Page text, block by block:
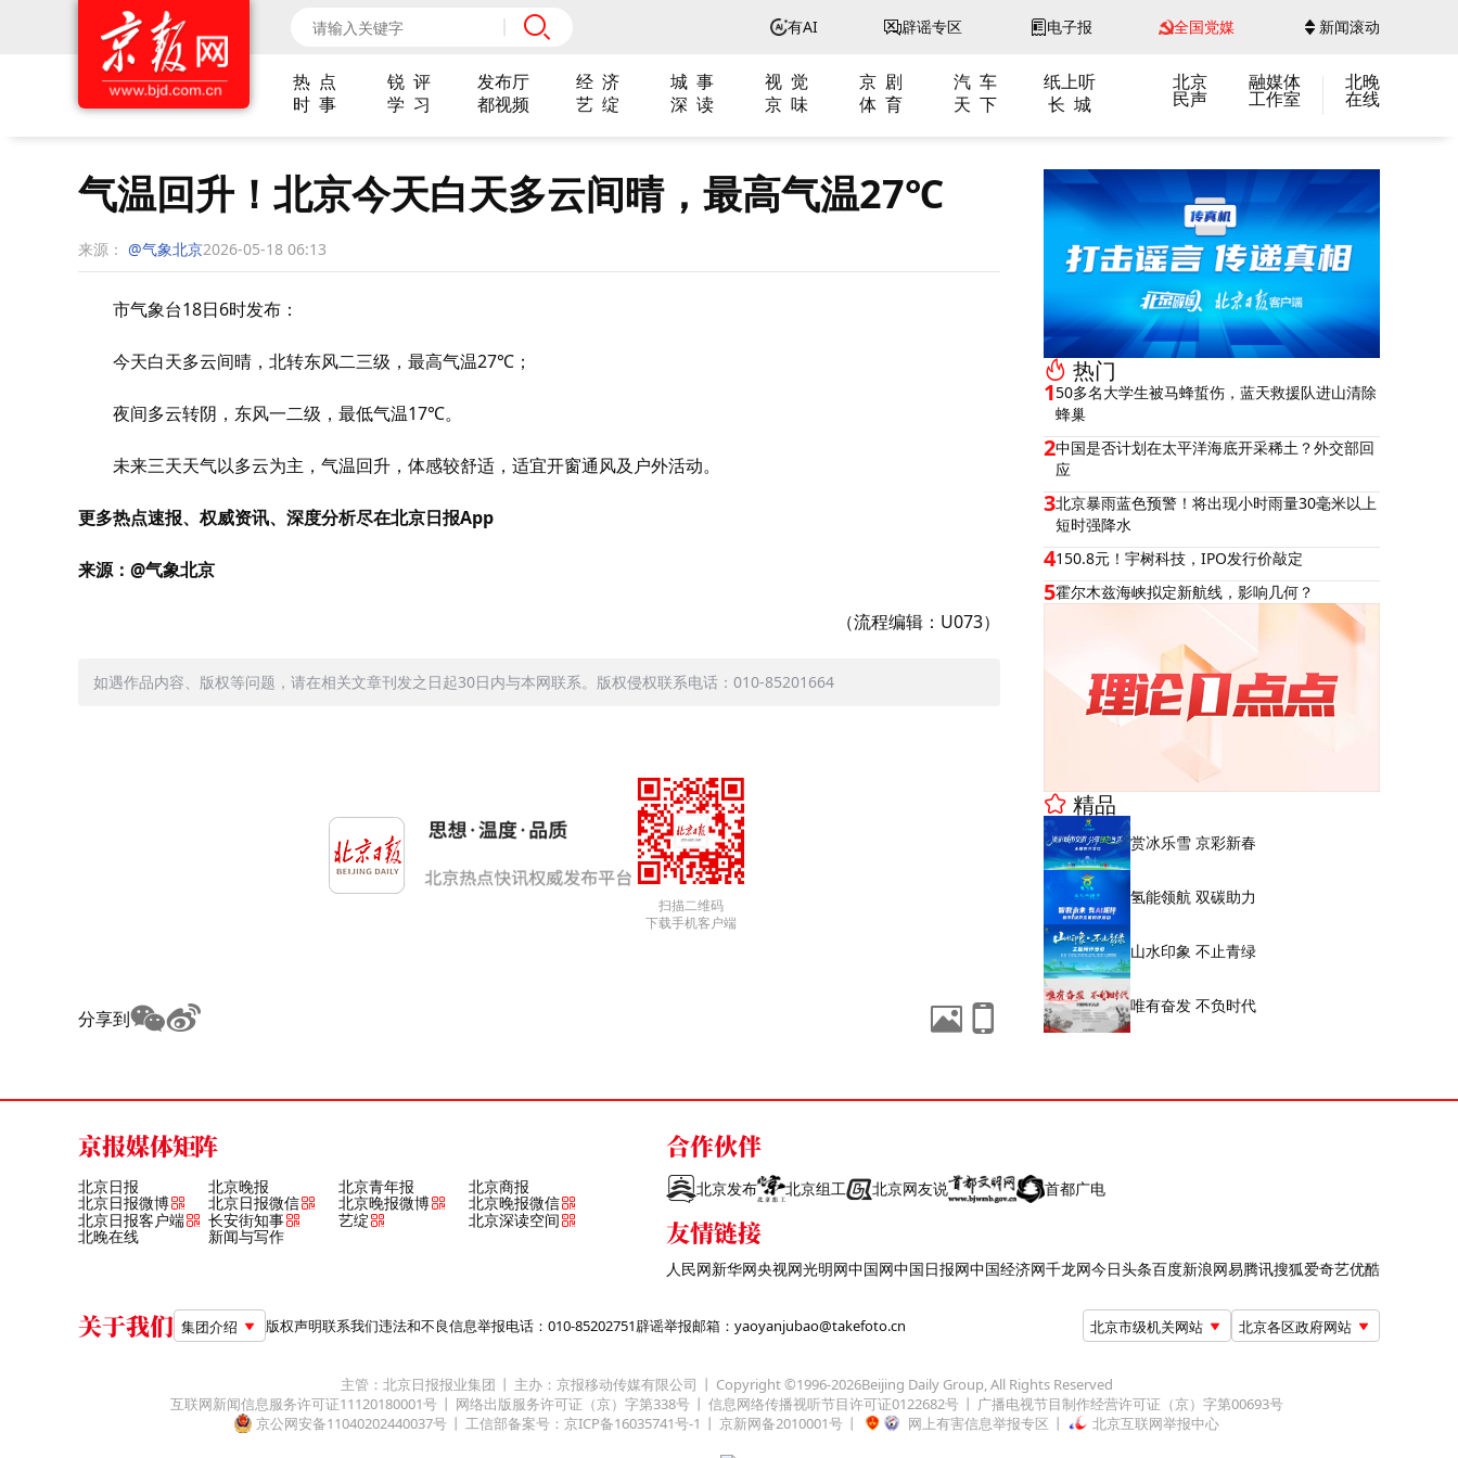
有AI 辟谣专区 电子报 全国党媒 新闻滚动
热 点 锐 评 发布厅 经 济 城 事 视 觉 京 剧 汽 车
纸上听
时 事
学 习 都视频 艺 绽 深 读 京 味 体 育 天 下 长 城
北京
民声
融媒体
工作室
北晚
在线
气温回升！北京今天白天多云间晴，最高气温27℃
来源： @气象北京2026-05-18 06:13
市气象台18日6时发布：
今天白天多云间晴，北转东风二三级，最高气温27℃；
夜间多云转阴，东风一二级，最低气温17℃。
未来三天天气以多云为主，气温回升，体感较舒适，适宜开窗通风及户外活动。 ​​​
更多热点速报、权威资讯、深度分析尽在北京日报App
来源：@气象北京
（流程编辑：U073）
如遇作品内容、版权等问题，请在相关文章刊发之日起30日内与本网联系。版权侵权联系电话：010-85201664
扫描二维码
下载手机客户端
分享到
热门
150多名大学生被马蜂蜇伤，蓝天救援队进山清除
蜂巢
2中国是否计划在太平洋海底开采稀土？外交部回
应
3北京暴雨蓝色预警！将出现小时雨量30毫米以上
短时强降水
4150.8元！宇树科技，IPO发行价敲定
5霍尔木兹海峡拟定新航线，影响几何？
精品
赏冰乐雪 京彩新春
氢能领航 双碳助力
山水印象 不止青绿
唯有奋发 不负时代
京报媒体矩阵
北京日报 北京晚报 北京青年报 北京商报
北京日报微博 北京日报微信 北京晚报微博
北京晚报微信
北京日报客户端
长安街知事 艺绽 北京深读空间
北晚在线 新闻与写作
合作伙伴
北京发布 北京组工 北京网友说 首都广电
友情链接
人民网新华网央视网光明网中国网中国日报网中国经济网千龙网今日头条百度新浪网易腾讯搜狐爱奇艺优酷
关于我们 集团介绍 版权声明联系我们违法和不良信息举报电话：010-85202751辟谣举报邮箱：yaoyanjubao@takefoto.cn 北京市级机关网站 北京各区政府网站
主管：北京日报报业集团 主办：京报移动传媒有限公司 Copyright ©1996-2026Beijing Daily Group, All Rights Reserved
互联网新闻信息服务许可证11120180001号
网络出版服务许可证（京）字第338号 信息网络传播视听节目许可证0122682号
广播电视节目制作经营许可证（京）字第00693号
京公网安备11040202440037号
工信部备案号：京ICP备16035741号-1 京新网备2010001号 网上有害信息举报专区 北京互联网举报中心